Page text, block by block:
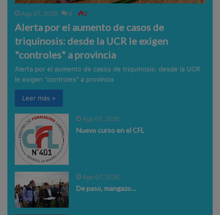
Ago 07, 2026 0 2
Alerta por el aumento de casos de
triquinosis: desde la UCR le exigen
"controles" a provincia
Alerta por el aumento de casos de triquinosis: desde la UCR
le exigen "controles" a provincia
Leer más »
Ago 07, 2026
Nuevo curso en el CFL
Ago 07, 2026
De paso, mangazo…